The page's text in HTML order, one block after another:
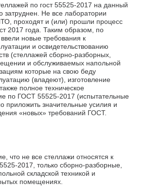
по гост 55525-2017 на данный
затруднен. Не все лаборатории
проходят и (или) прошли процесс
2017 года. Таким образом, по
новые требования к
и освидетельствованию
(стеллажей сборно-разборных,
и обслуживаемых напольной
которые на свою беду
(владеют), изготовление
полное техническое
по ГОСТ 55525-2017 (испытательные
приложить значительные усилия и
«новых» требований ГОСТ.
что не все стеллажи относятся к
2017, только сборно-разборные,
складской техникой и
помещениях.